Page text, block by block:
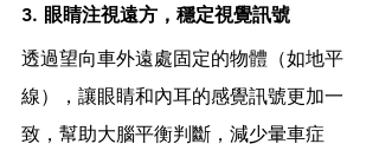
3. 眼睛注視遠方，穩定視覺訊號
透過望向車外遠處固定的物體（如地平
線），讓眼睛和內耳的感覺訊號更加一
致，幫助大腦平衡判斷，減少暈車症